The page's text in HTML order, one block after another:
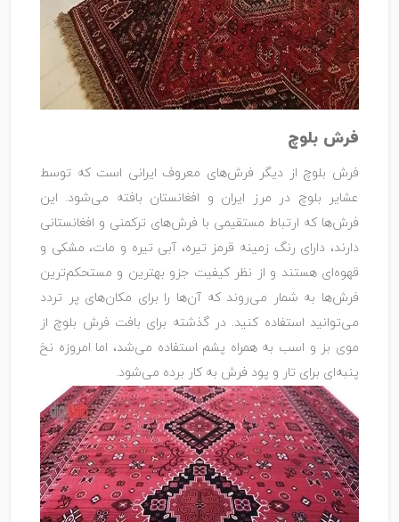
فرش بلوچ
فرش بلوچ از دیگر فرش‌های معروف ایرانی است که توسط
عشایر بلوچ در مرز ایران و افغانستان بافته می‌شود. این
فرش‌ها که ارتباط مستقیمی با فرش‌های ترکمنی و افغانستانی
دارند، دارای رنگ زمینه قرمز تیره، آبی تیره و مات، مشکی و
قهوه‌ای هستند و از نظر کیفیت جزو بهترین و مستحکم‌ترین
فرش‌ها به شمار می‌روند که آن‌ها را برای مکان‌های پر تردد
می‌توانید استفاده کنید. در گذشته برای بافت فرش بلوچ از
موی بز و اسب به همراه پشم استفاده می‌شد، اما امروزه نخ
پنبه‌ای برای تار و پود فرش به کار برده می‌شود.